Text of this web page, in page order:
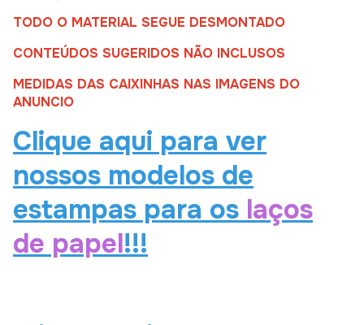
TODO O MATERIAL SEGUE DESMONTADO
CONTEÚDOS SUGERIDOS NÃO INCLUSOS
MEDIDAS DAS CAIXINHAS NAS IMAGENS DO
ANUNCIO
Clique aqui para ver
nossos modelos de
estampas para os laços
de papel!!!